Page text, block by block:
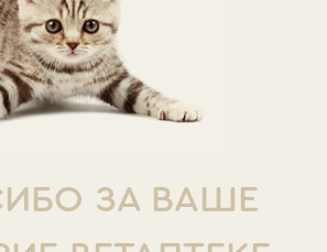
ЗА ВАШЕ